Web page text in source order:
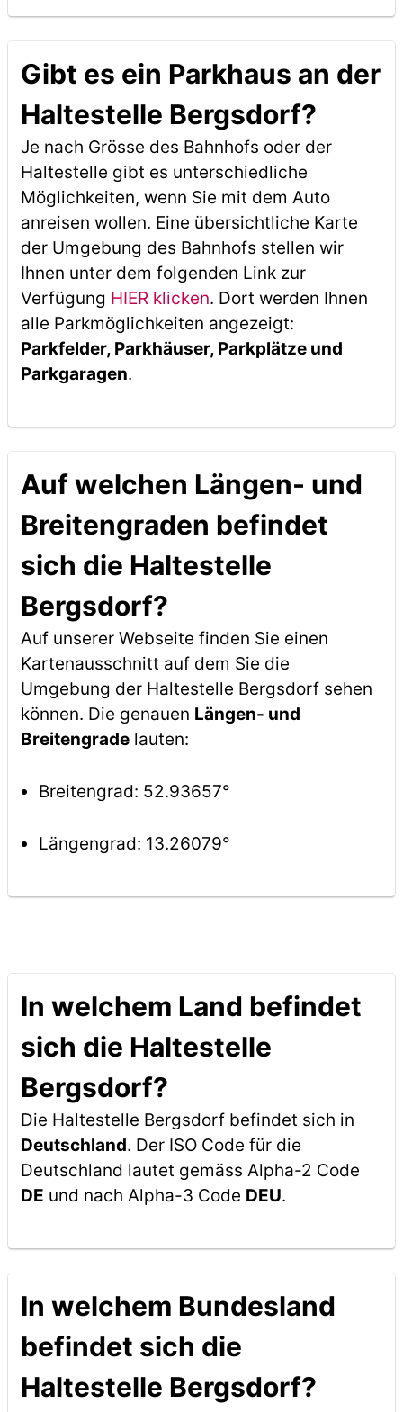
Gibt es ein Parkhaus an der
Haltestelle Bergsdorf?
Je nach Grösse des Bahnhofs oder der
Haltestelle gibt es unterschiedliche
Möglichkeiten, wenn Sie mit dem Auto
anreisen wollen. Eine übersichtliche Karte
der Umgebung des Bahnhofs stellen wir
Ihnen unter dem folgenden Link zur
Verfügung HIER klicken. Dort werden Ihnen
alle Parkmöglichkeiten angezeigt:
Parkfelder, Parkhäuser, Parkplätze und
Parkgaragen.
Auf welchen Längen- und
Breitengraden befindet
sich die Haltestelle
Bergsdorf?
Auf unserer Webseite finden Sie einen
Kartenausschnitt auf dem Sie die
Umgebung der Haltestelle Bergsdorf sehen
können. Die genauen Längen- und
Breitengradelauten:
Breitengrad: 52.93657°
Längengrad: 13.26079°
In welchem Land befindet
sich die Haltestelle
Bergsdorf?
Die Haltestelle Bergsdorf befindet sich in
Deutschland. Der ISO Code für die
Deutschland lautet gemäss Alpha-2 Code
DE und nach Alpha-3 Code DEU.
In welchem Bundesland
befindet sich die
Haltestelle Bergsdorf?